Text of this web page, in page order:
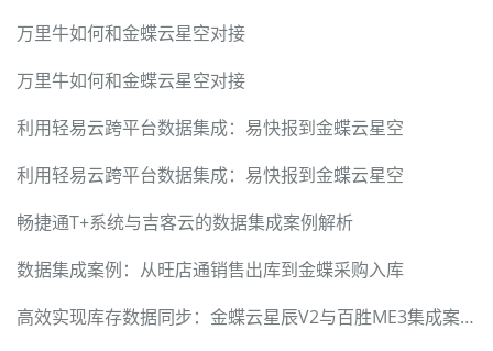
万里牛如何和金蝶云星空对接
万里牛如何和金蝶云星空对接
利用轻易云跨平台数据集成：易快报到金蝶云星空
利用轻易云跨平台数据集成：易快报到金蝶云星空
畅捷通T+系统与吉客云的数据集成案例解析
数据集成案例：从旺店通销售出库到金蝶采购入库
高效实现库存数据同步：金蝶云星辰V2与百胜ME3集成案例